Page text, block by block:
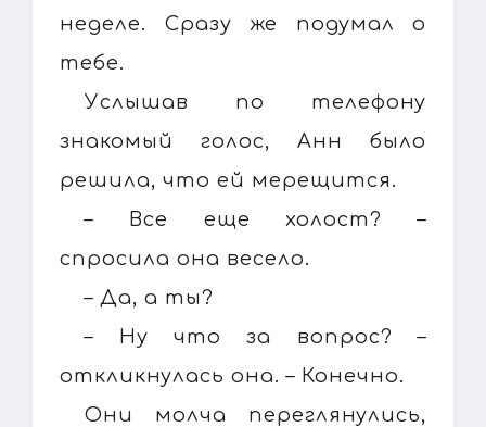
неделе. Сразу же подумал о
тебе.
Услышав по телефону
знакомый голос, Анн было
решила, что ей мерещится.
– Все еще холост? –
спросила она весело.
– Да, а ты?
– Ну что за вопрос? –
откликнулась она. – Конечно.
Они молча переглянулись,